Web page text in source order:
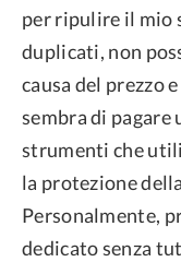
per ripulire il mio
duplicati, non
causa del prezzo
sembra di pagare
strumenti che
la protezione
Personalmente,
dedicato senza